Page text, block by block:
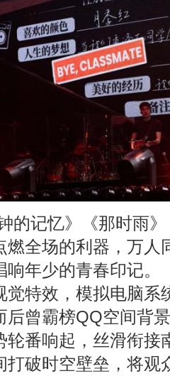
钟的记忆》《那时雨
燃全场的利器，万人
响年少的青春印记。
觉特效，模拟电脑系
后曾霸榜QQ空间背
轮番响起，丝滑衔接
打破时空壁垒，将观